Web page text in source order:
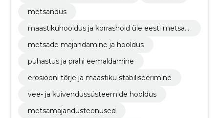
metsandus
maastikuhooldus ja korrashoid üle eesti metsan
metsade majandamine ja hooldus
puhastus ja prahi eemaldamine
erosiooni tõrje ja maastiku stabiliseerimine
vee- ja kuivendussüsteemide hooldus
metsamajandusteenused